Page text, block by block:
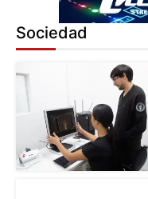
Sociedad